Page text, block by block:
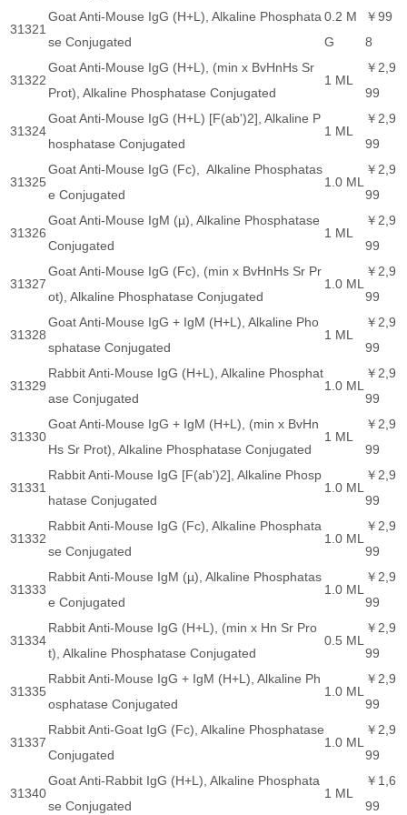
31321
Goat Anti-Mouse IgG (H+L), Alkaline Phosphata
se Conjugated
0.2 M
G
￥99
8
31322
Goat Anti-Mouse IgG (H+L), (min x BvHnHs Sr
Prot), Alkaline Phosphatase Conjugated
1 ML
￥2,9
99
31324
Goat Anti-Mouse IgG (H+L) [F(ab')2], Alkaline P
hosphatase Conjugated
1 ML
￥2,9
99
31325
Goat Anti-Mouse IgG (Fc), Alkaline Phosphatas
e Conjugated
1.0 ML
￥2,9
99
31326
Goat Anti-Mouse IgM (µ), Alkaline Phosphatase
Conjugated
1 ML
￥2,9
99
31327
Goat Anti-Mouse IgG (Fc), (min x BvHnHs Sr Pr
ot), Alkaline Phosphatase Conjugated
1.0 ML
￥2,9
99
31328
Goat Anti-Mouse IgG + IgM (H+L), Alkaline Pho
sphatase Conjugated
1 ML
￥2,9
99
31329
Rabbit Anti-Mouse IgG (H+L), Alkaline Phosphat
ase Conjugated
1.0 ML
￥2,9
99
31330
Goat Anti-Mouse IgG + IgM (H+L), (min x BvHn
Hs Sr Prot), Alkaline Phosphatase Conjugated
1 ML
￥2,9
99
31331
Rabbit Anti-Mouse IgG [F(ab')2], Alkaline Phosp
hatase Conjugated
1.0 ML
￥2,9
99
31332
Rabbit Anti-Mouse IgG (Fc), Alkaline Phosphata
se Conjugated
1.0 ML
￥2,9
99
31333
Rabbit Anti-Mouse IgM (µ), Alkaline Phosphatas
e Conjugated
1.0 ML
￥2,9
99
31334
Rabbit Anti-Mouse IgG (H+L), (min x Hn Sr Pro
t), Alkaline Phosphatase Conjugated
0.5 ML
￥2,9
99
31335
Rabbit Anti-Mouse IgG + IgM (H+L), Alkaline Ph
osphatase Conjugated
1.0 ML
￥2,9
99
31337
Rabbit Anti-Goat IgG (Fc), Alkaline Phosphatase
Conjugated
1.0 ML
￥2,9
99
31340
Goat Anti-Rabbit IgG (H+L), Alkaline Phosphata
se Conjugated
1 ML
￥1,6
99